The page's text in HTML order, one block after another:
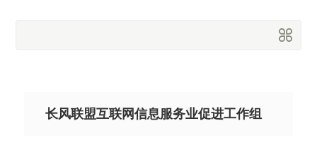
长风联盟互联网信息服务业促进工作组